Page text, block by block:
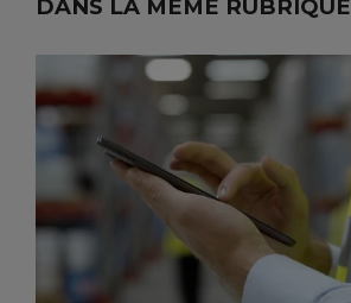
DANS LA MÊME RUBRIQUE